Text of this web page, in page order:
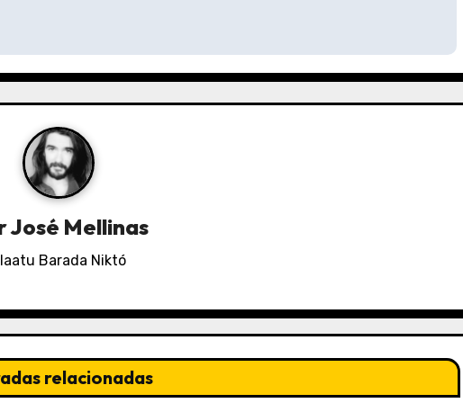
José Mellinas
Barada Niktó
relacionadas